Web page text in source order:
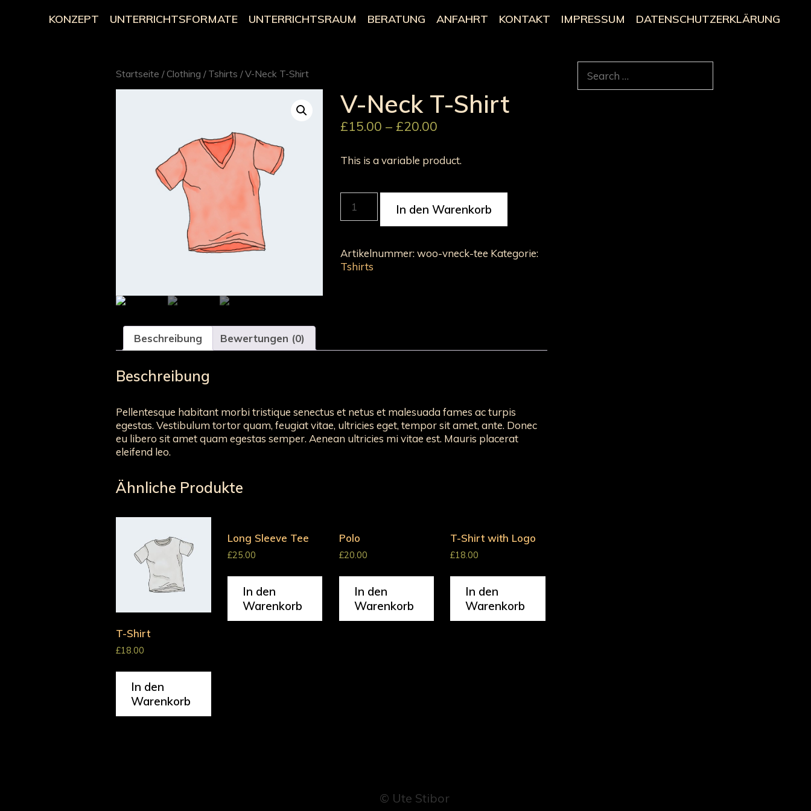
KONZEPT UNTERRICHTSFORMATE UNTERRICHTSRAUM BERATUNG ANFAHRT KONTAKT IMPRESSUM DATENSCHUTZERKLÄRUNG
Startseite /Clothing / Tshirts / V-Neck T-Shirt
V-Neck T-Shirt
£15.00 – £20.00
This is a variable product.
Neck
T-
Menge
In den Warenkorb
Artikelnummer:woo-vneck-tee Kategorie:
Tshirts
Beschreibung Bewertungen (0)
Beschreibung
Pellentesque habitant morbi tristique senectus et netus et malesuada fames ac turpis
egestas. Vestibulum tortor quam, feugiat vitae, ultricies eget, tempor sit amet, ante. Donec
eu libero sit amet quam egestas semper. Aenean ultricies mi vitae est. Mauris placerat
eleifend leo.
Ähnliche Produkte
T-Shirt
£18.00
In den
Warenkorb
Long Sleeve Tee
£25.00
In den
Warenkorb
Polo
£20.00
In den
Warenkorb
T-Shirt with Logo
£18.00
In den
Warenkorb
Search
for:
© Ute Stibor